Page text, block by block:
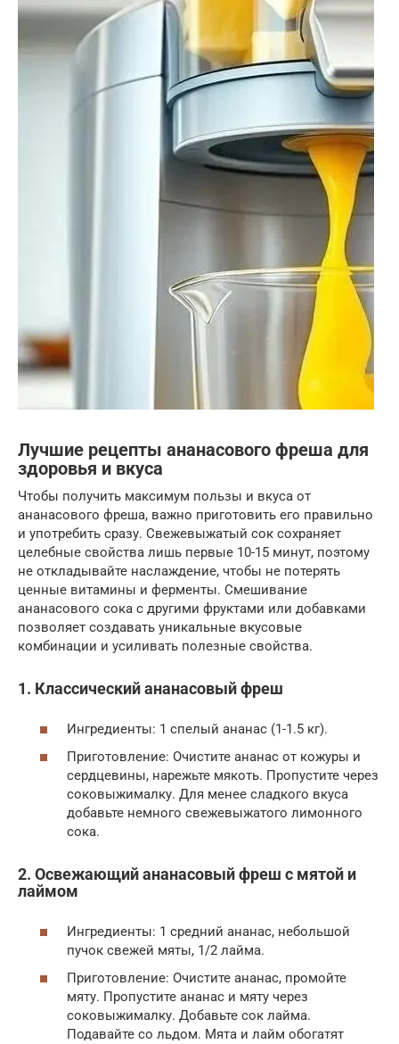
Лучшие рецепты ананасового фреша для
здоровья и вкуса
Чтобы получить максимум пользы и вкуса от
ананасового фреша, важно приготовить его правильно
и употребить сразу. Свежевыжатый сок сохраняет
целебные свойства лишь первые 10-15 минут, поэтому
не откладывайте наслаждение, чтобы не потерять
ценные витамины и ферменты. Смешивание
ананасового сока с другими фруктами или добавками
позволяет создавать уникальные вкусовые
комбинации и усиливать полезные свойства.
1. Классический ананасовый фреш
Ингредиенты: 1 спелый ананас (1-1.5 кг).
Приготовление: Очистите ананас от кожуры и
сердцевины, нарежьте мякоть. Пропустите через
соковыжималку. Для менее сладкого вкуса
добавьте немного свежевыжатого лимонного
сока.
2. Освежающий ананасовый фреш с мятой и
лаймом
Ингредиенты: 1 средний ананас, небольшой
пучок свежей мяты, 1/2 лайма.
Приготовление: Очистите ананас, промойте
мяту. Пропустите ананас и мяту через
соковыжималку. Добавьте сок лайма.
Подавайте со льдом. Мята и лайм обогатят